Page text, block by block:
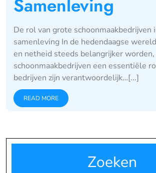
Samenleving
De rol van grote schoonmaakbedrijven
samenleving In de hedendaagse
en netheid steeds belangrijker
schoonmaakbedrijven een essentiële
bedrijven zijn verantwoordelijk…[...]
READ MORE
Zoeken